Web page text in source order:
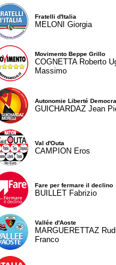
Fratelli d'Italia
MELONI Giorgia
Movimento Beppe Grillo
COGNETTA Roberto
Massimo
Autonomie Liberté
GUICHARDAZ Jean
Val d'Outa
CAMPION Eros
Fare per fermare il declino
BUILLET Fabrizio
Vallée d'Aoste
MARGUERETTAZ
Franco